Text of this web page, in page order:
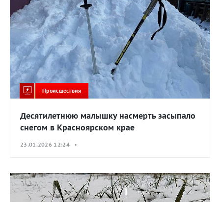
Происшествия
Десятилетнюю малышку насмерть засыпало
снегом в Красноярском крае
23.01.2026 12:24 •